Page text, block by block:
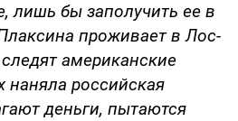
лишь бы заполучить ее в
проживает в Лос-
американские
наняла российская
деньги, пытаются